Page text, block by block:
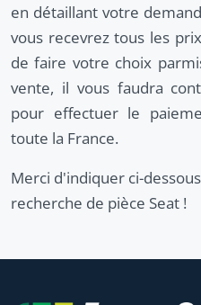
en détaillant votre
vous recevrez tous les
de faire votre choix
vente, il vous faudra
pour effectuer le
toute la France.
Merci d'indiquer ci-
recherche de pièce Seat !